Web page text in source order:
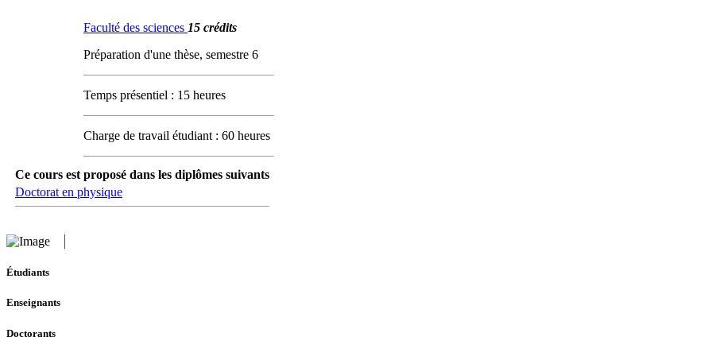
Faculté des sciences 15 crédits
Préparation d'une thèse, semestre 6
Temps présentiel : 15 heures
Charge de travail étudiant : 60 heures
Ce cours est proposé dans les diplômes suivants
Doctorat en physique
Étudiants
Enseignants
Doctorants